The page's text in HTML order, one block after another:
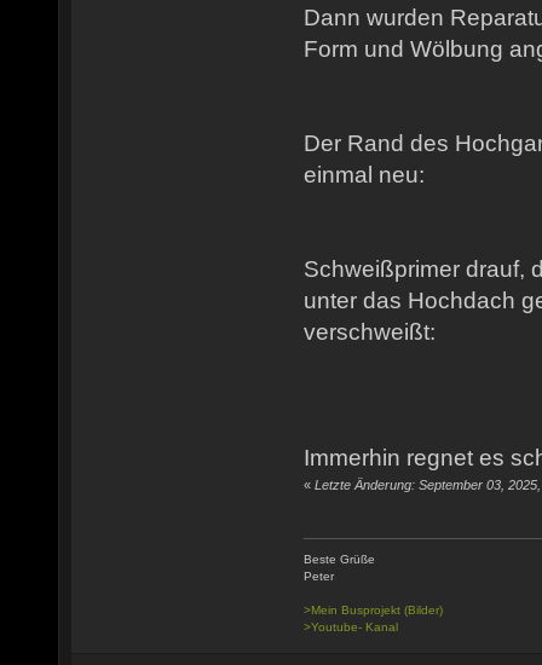
Dann wurden
Form und Wölbung
Der Rand des
einmal neu:
Schweißprimer drauf,
unter das Hochdach
verschweißt:
Immerhin regnet es
« Letzte Änderung: September 03,
Beste Grüße
Peter
>Mein Busprojekt (Bilder)
>Youtube- Kanal